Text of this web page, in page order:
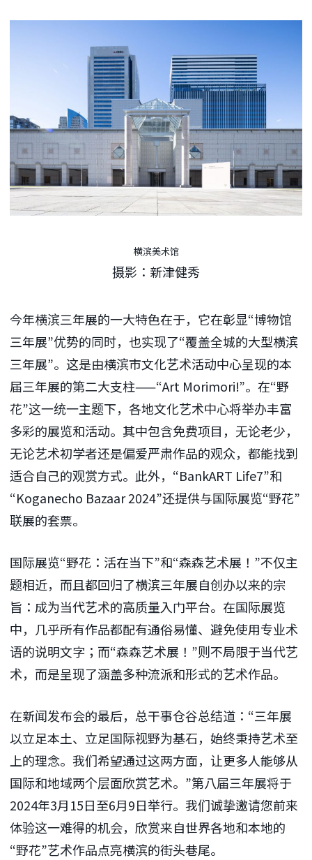
横滨美术馆
摄影：新津健秀
今年横滨三年展的一大特色在于，它在彰显“博物馆
三年展”优势的同时，也实现了“覆盖全城的大型横滨
三年展”。这是由横滨市文化艺术活动中心呈现的本
届三年展的第二大支柱——“Art Morimori!”。在“野
花”这一统一主题下，各地文化艺术中心将举办丰富
多彩的展览和活动。其中包含免费项目，无论老少，
无论艺术初学者还是偏爱严肃作品的观众，都能找到
适合自己的观赏方式。此外，“BankART Life7”和
“Koganecho Bazaar 2024”还提供与国际展览“野花”
联展的套票。
国际展览“野花：活在当下”和“森森艺术展！”不仅主
题相近，而且都回归了横滨三年展自创办以来的宗
旨：成为当代艺术的高质量入门平台。在国际展览
中，几乎所有作品都配有通俗易懂、避免使用专业术
语的说明文字；而“森森艺术展！”则不局限于当代艺
术，而是呈现了涵盖多种流派和形式的艺术作品。
在新闻发布会的最后，总干事仓谷总结道：“三年展
以立足本土、立足国际视野为基石，始终秉持艺术至
上的理念。我们希望通过这两方面，让更多人能够从
国际和地域两个层面欣赏艺术。”第八届三年展将于
2024年3月15日至6月9日举行。我们诚挚邀请您前来
体验这一难得的机会，欣赏来自世界各地和本地的
“野花”艺术作品点亮横滨的街头巷尾。